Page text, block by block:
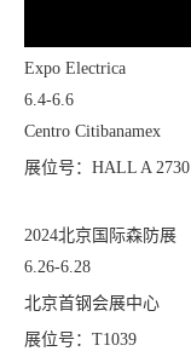
Expo Electrica
6.4-6.6
Centro Citibanamex
展位号：HALL A 2730
2024北京国际森防展
6.26-6.28
北京首钢会展中心
展位号：T1039